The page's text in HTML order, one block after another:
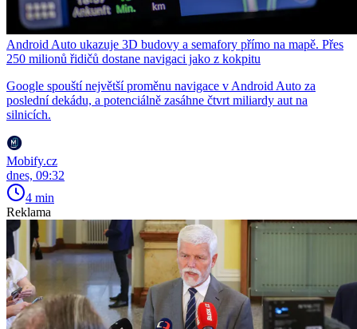
Android Auto ukazuje 3D budovy a semafory přímo na mapě. Přes
250 milionů řidičů dostane navigaci jako z kokpitu
Google spouští největší proměnu navigace v Android Auto za
poslední dekádu, a potenciálně zasáhne čtvrt miliardy aut na
silnicích.
Mobify.cz
dnes, 09:32
4 min
Reklama